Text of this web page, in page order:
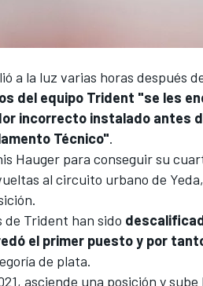
a la luz varias horas después
del equipo Trident "se les
incorrecto instalado antes
Técnico".
Hauger para conseguir su
al circuito urbano de
de Trident han sido
el primer puesto y por
de plata.
asciende una posición y